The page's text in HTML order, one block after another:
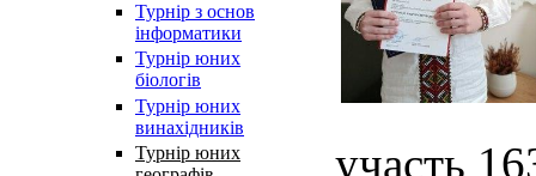
Турнір з основ
інформатики
Турнір юних
біологів
Турнір юних
винахідників
Турнір юних
участь